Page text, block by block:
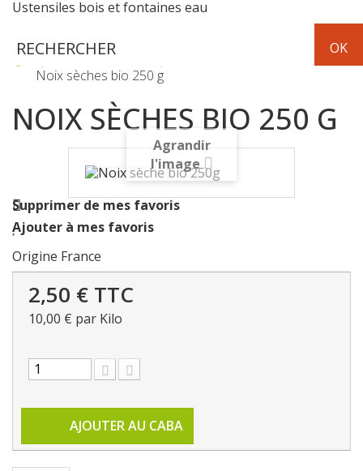
Ustensiles bois et fontaines eau
Fruits & Légumes
Noix sèches bio 250 g
NOIX SÈCHES BIO 250 G
Agrandir
l'image
Supprimer de mes favoris
Ajouter à mes favoris
Origine France
2,50 € TTC
10,00 € par Kilo
AJOUTER AU CABA